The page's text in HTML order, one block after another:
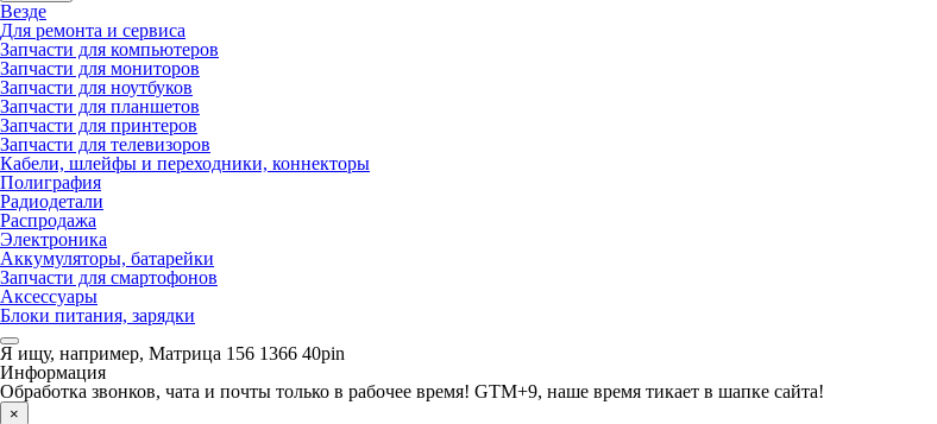
Везде
Для ремонта и сервиса
Запчасти для компьютеров
Запчасти для мониторов
Запчасти для ноутбуков
Запчасти для планшетов
Запчасти для принтеров
Запчасти для телевизоров
Кабели, шлейфы и переходники, коннекторы
Полиграфия
Радиодетали
Распродажа
Электроника
Аккумуляторы, батарейки
Запчасти для смартофонов
Аксессуары
Блоки питания, зарядки
Я ищу, например, Матрица 156 1366 40pin
Информация
Обработка звонков, чата и почты только в рабочее время! GTM+9, наше время тикает в шапке сайта!
×